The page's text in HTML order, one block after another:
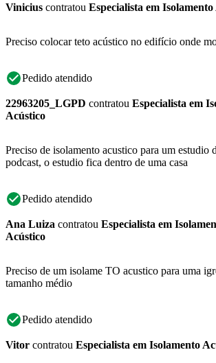
Vinicius contratou Especialista em
Preciso colocar teto acústico no edifício onde
Pedido atendido
22963205_LGPD contratou Especialista em
Acústico
Preciso de isolamento acustico para um estudio
podcast, o estudio fica dentro de uma casa
Pedido atendido
Ana Luiza contratou Especialista em
Acústico
Preciso de um isolame TO acustico para uma
tamanho médio
Pedido atendido
Vitor contratou Especialista em Isolamento